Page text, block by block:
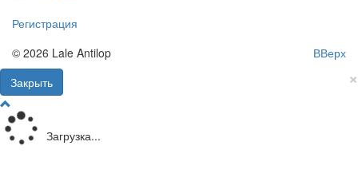
Регистрация
ВВерх
© 2026 Lale Antilop
×
Закрыть
Загрузка...